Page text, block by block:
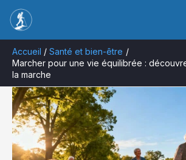
contenu
Accueil
Santé et bien-être
Marcher pour une vie équilibrée :
la marche
Rechercher